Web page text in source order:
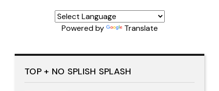
Powered by Translate
TOP + NO SPLISH SPLASH